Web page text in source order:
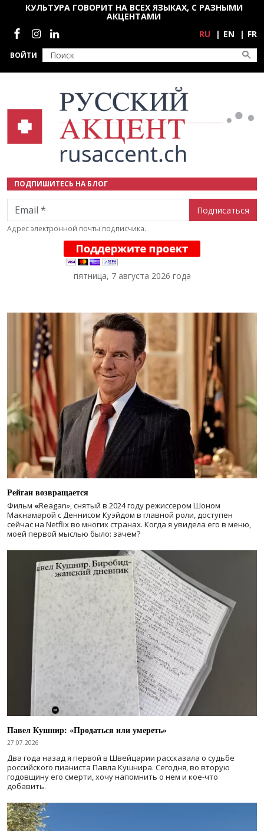
Перейти к основному содержанию
ВОЙТИ
КУЛЬТУРА ГОВОРИТ НА ВСЕХ ЯЗЫКАХ, С РАЗНЫМИ
АКЦЕНТАМИ
Социальные сети
RU EN FR
ПОДПИШИТЕСЬ НА БЛОГ
Email
Адрес электронной почты подписчика.
пятница, 7 августа 2026 года
Рейган возвращается
Фильм «Reagan», снятый в 2024 годурежиссером Шоном
Макнамарой с Деннисом Куэйдом в главной роли, доступен
сейчас на Netflix во многих странах. Когда я увидела его в меню,
моей первой мыслью было: зачем?
Павел Кушнир: «Продаться или умереть»
27.07.2026
Два года назад я первой в Швейцарии рассказала о судьбе
российского пианиста Павла Кушнира. Сегодня, во вторую
годовщину его смерти, хочу напомнить о нем и кое-что
добавить.